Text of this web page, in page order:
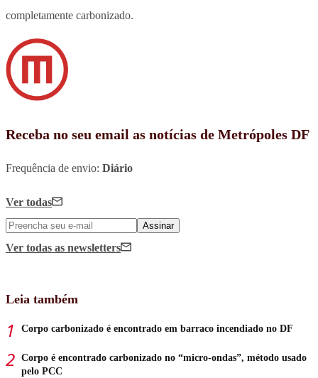
completamente carbonizado.
Receba no seu email as notícias de Metrópoles DF
Frequência de envio: Diário
Ver todas
Assinar
Ver todas as newsletters
Leia também
Corpo carbonizado é encontrado em barraco incendiado no DF
Corpo é encontrado carbonizado no “micro-ondas”, método usado
pelo PCC